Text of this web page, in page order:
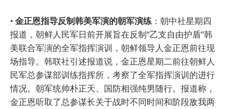
• 金正恩指导反制韩美军演的朝军演练 ：朝中社星期四
报道，朝鲜人民军日前开展旨在反制“乙支自由护盾”韩
美联合军演的全军指挥演训，朝鲜领导人金正恩前往现
场指导。韩联社引述报道说，金正恩星期二前往朝鲜人
民军总参谋部训练指挥所，考察了全军指挥演训的进行
情况。朝军统帅朴正天、国防相强纯男随行。报道称，
金正恩听取了总参谋长关于战时不同时间和阶段敌我两